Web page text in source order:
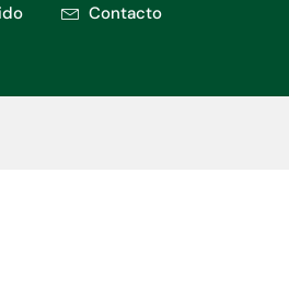
Contacto